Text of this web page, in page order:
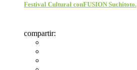
Festival Cultural conFUSION Suchitoto.
compartir: